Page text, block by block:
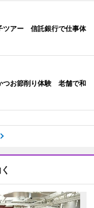
ツアー 信託銀行で仕事体
つお節削り体験 老舗で和